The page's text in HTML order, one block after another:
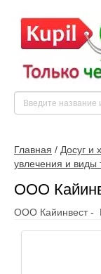
Главная / Досуг и
увлечения и виды
ООО
ООО Кайинвест -